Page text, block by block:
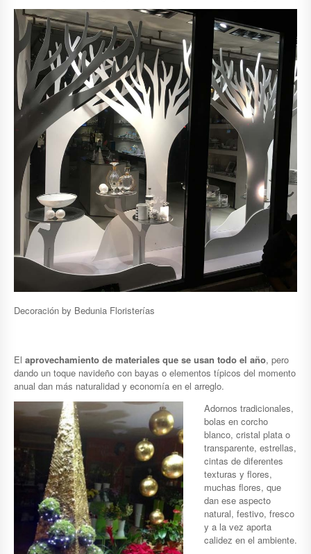
Decoración by Bedunia Floristerías
El aprovechamiento de materiales que se usan todo el año, pero
dando un toque navideño con bayas o elementos típicos del momento
anual dan más naturalidad y economía en el arreglo.
Adornos tradicionales,
bolas en corcho
blanco, cristal plata o
transparente, estrellas,
cintas de diferentes
texturas y flores,
muchas flores, que
dan ese aspecto
natural, festivo, fresco
y a la vez aporta
calidez en el ambiente.